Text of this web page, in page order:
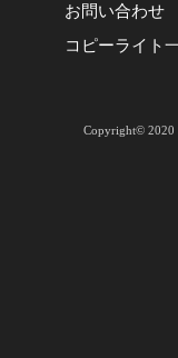
お問い合わせ
コピーライト
Copyright© 2020